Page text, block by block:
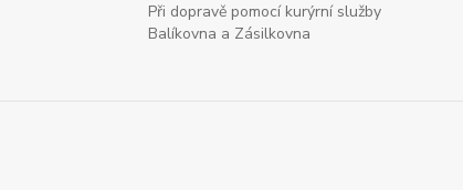
Při dopravě pomocí kurýrní služby
Balíkovna a Zásilkovna